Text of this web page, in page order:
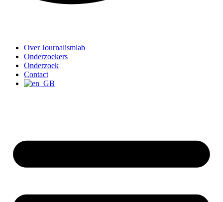
Over Journalismlab
Onderzoekers
Onderzoek
Contact